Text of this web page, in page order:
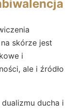
skórze jest
i
ale i źródło
ducha i